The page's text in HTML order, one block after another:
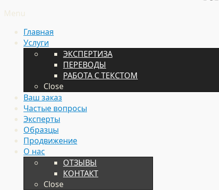
Menu
Главная
Услуги
ЭКСПЕРТИЗА
ПЕРЕВОДЫ
РАБОТА С ТЕКСТОМ
Close
Ваш заказ
Частые вопросы
Эксперты
Образцы
Продвижение
О нас
ОТЗЫВЫ
КОНТАКТ
Close